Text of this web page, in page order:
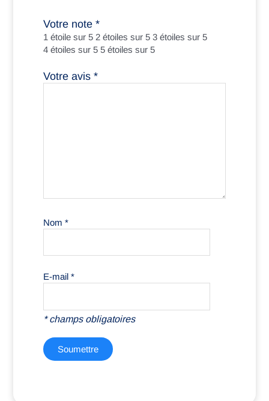
Votre note*
1 étoile sur 5 2 étoiles sur 5 3 étoiles sur 5
4 étoiles sur 5 5 étoiles sur 5
Votre avis*
Nom*
E-mail*